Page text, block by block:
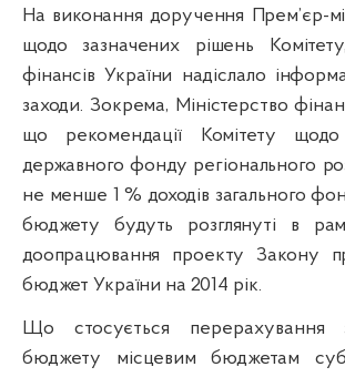
На виконання доручення Прем’єр-
щодо зазначених рішень
фінансів України надіслало
заходи. Зокрема, Міністерство
що рекомендації Комітету щодо
державного фонду регіонального
не менше 1 % доходів загального
бюджету будуть розглянуті в
доопрацювання проекту Закону
бюджет України на 2014 рік.
Що стосується перерахування
бюджету місцевим бюджетам